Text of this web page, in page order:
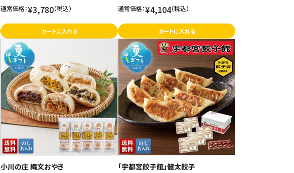
通常価格：¥3,780（税込）
カートに入れる
通常価格：¥4,104（税込）
カートに入れる
小川の庄 縄文おやき 「宇都宮餃子館」健太餃子